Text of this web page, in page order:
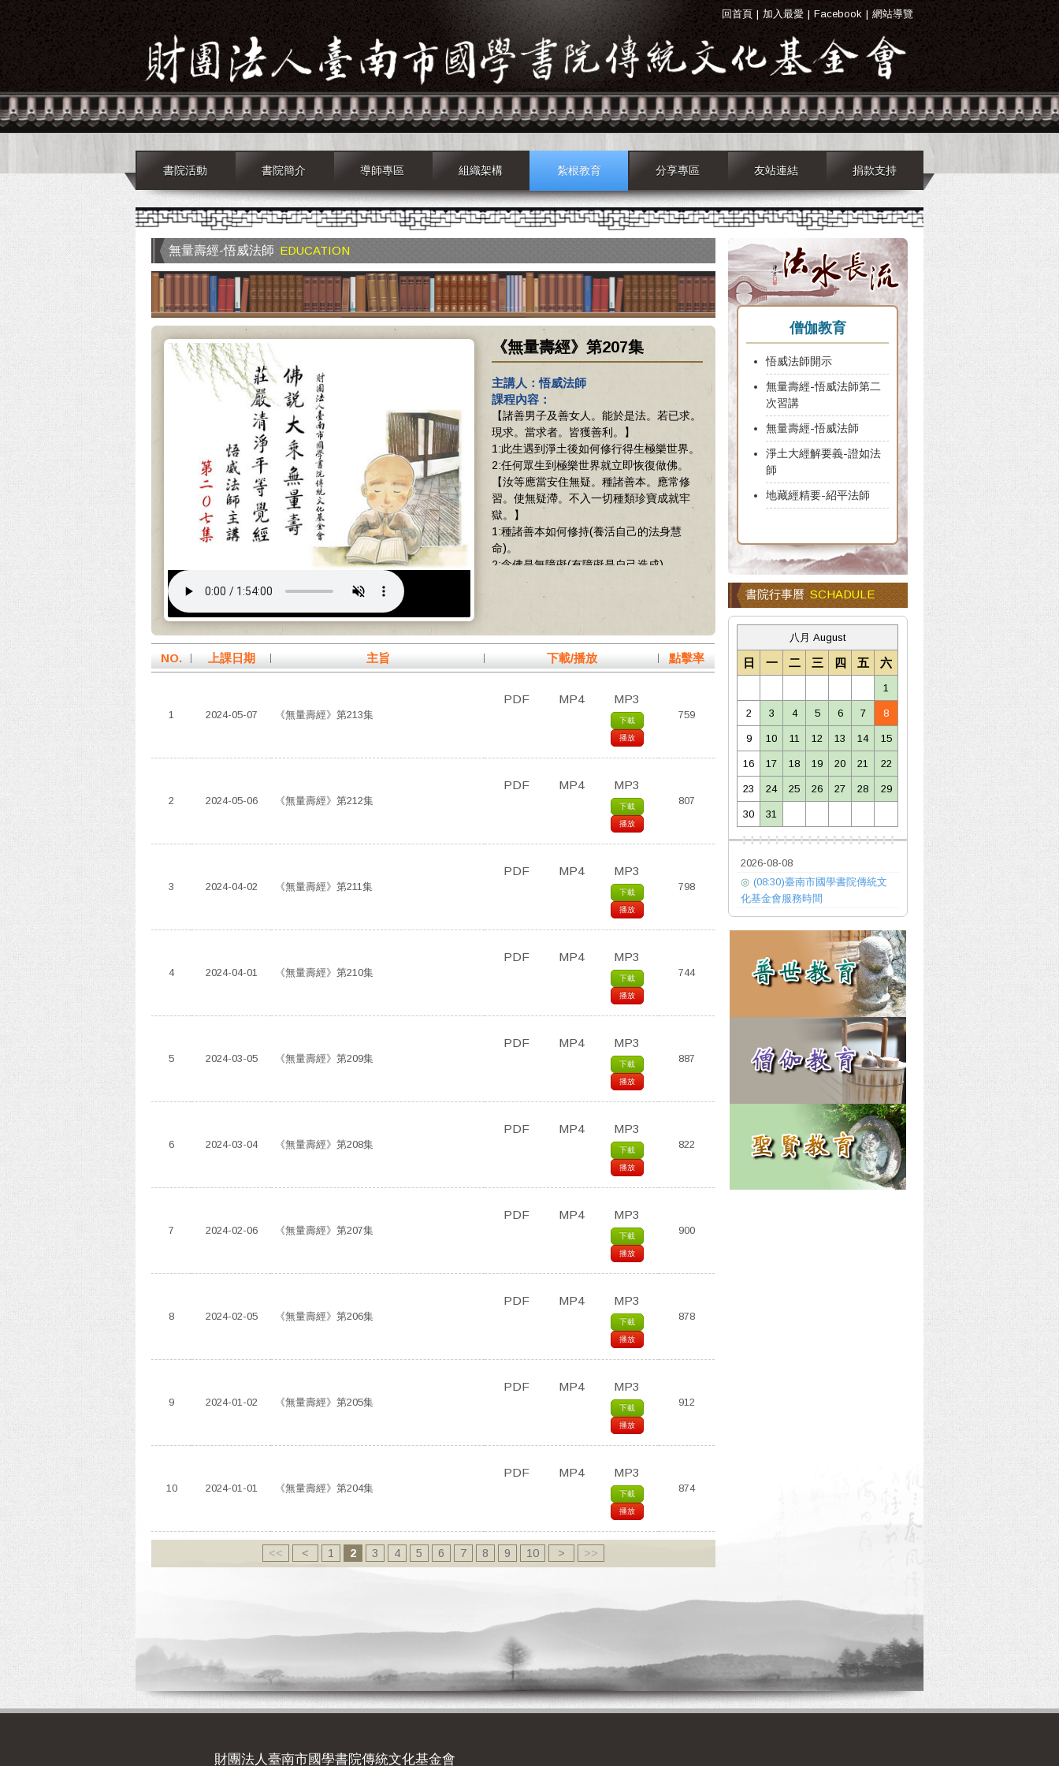
回首頁 | 加入最愛 | Facebook | 網站導覽
書院活動 書院簡介 導師專區 組織架構 紮根教育 分享專區 友站連結 捐款支持
無量壽經-悟威法師 EDUCATION
《無量壽經》第207集
主講人：悟威法師
課程內容：
【諸善男子及善女人。能於是法。若已求。
現求。當求者。皆獲善利。】
1:此生遇到淨土後如何修行得生極樂世界。
2:任何眾生到極樂世界就立即恢復做佛。
【汝等應當安住無疑。種諸善本。應常修
習。使無疑滯。不入一切種類珍寶成就牢
獄。】
1:種諸善本如何修持(養活自己的法身慧
命)。
2:念佛是無障礙(有障礙是自己造成)。
3:念佛者不能捲入人天果報。
4:在夢中覺悟借假修真。
【由於此法不聽聞故。有一億菩薩退轉阿耨
多羅三藐三菩提。】
菩薩會退轉何況是我們凡夫，因此把握此生
念佛往生極樂世界。
NO. 上課日期 主旨 下載/播放 點擊率
1 2024-05-07 《無量壽經》第213集
PDF MP4 MP3
下載
播放
759
2 2024-05-06 《無量壽經》第212集
PDF MP4 MP3
下載
播放
807
3 2024-04-02 《無量壽經》第211集
PDF MP4 MP3
下載
播放
798
4 2024-04-01 《無量壽經》第210集
PDF MP4 MP3
下載
播放
744
5 2024-03-05 《無量壽經》第209集
PDF MP4 MP3
下載
播放
887
6 2024-03-04 《無量壽經》第208集
PDF MP4 MP3
下載
播放
822
7 2024-02-06 《無量壽經》第207集
PDF MP4 MP3
下載
播放
900
8 2024-02-05 《無量壽經》第206集
PDF MP4 MP3
下載
播放
878
9 2024-01-02 《無量壽經》第205集
PDF MP4 MP3
下載
播放
912
10 2024-01-01 《無量壽經》第204集
PDF MP4 MP3
下載
播放
874
<< < 1 2 3 4 5 6 7 8 9 10 > >>
僧伽教育
悟威法師開示
無量壽經-悟威法師第二
次習講
無量壽經-悟威法師
淨土大經解要義-證如法
師
地藏經精要-紹平法師
書院行事曆 SCHADULE
八月 August
日 一 二 三 四 五 六
1
2 3 4 5 6 7 8
9 10 11 12 13 14 15
16 17 18 19 20 21 22
23 24 25 26 27 28 29
30 31
2026-08-08
◎ (08:30)臺南市國學書院傳統文
化基金會服務時間
財團法人臺南市國學書院傳統文化基金會